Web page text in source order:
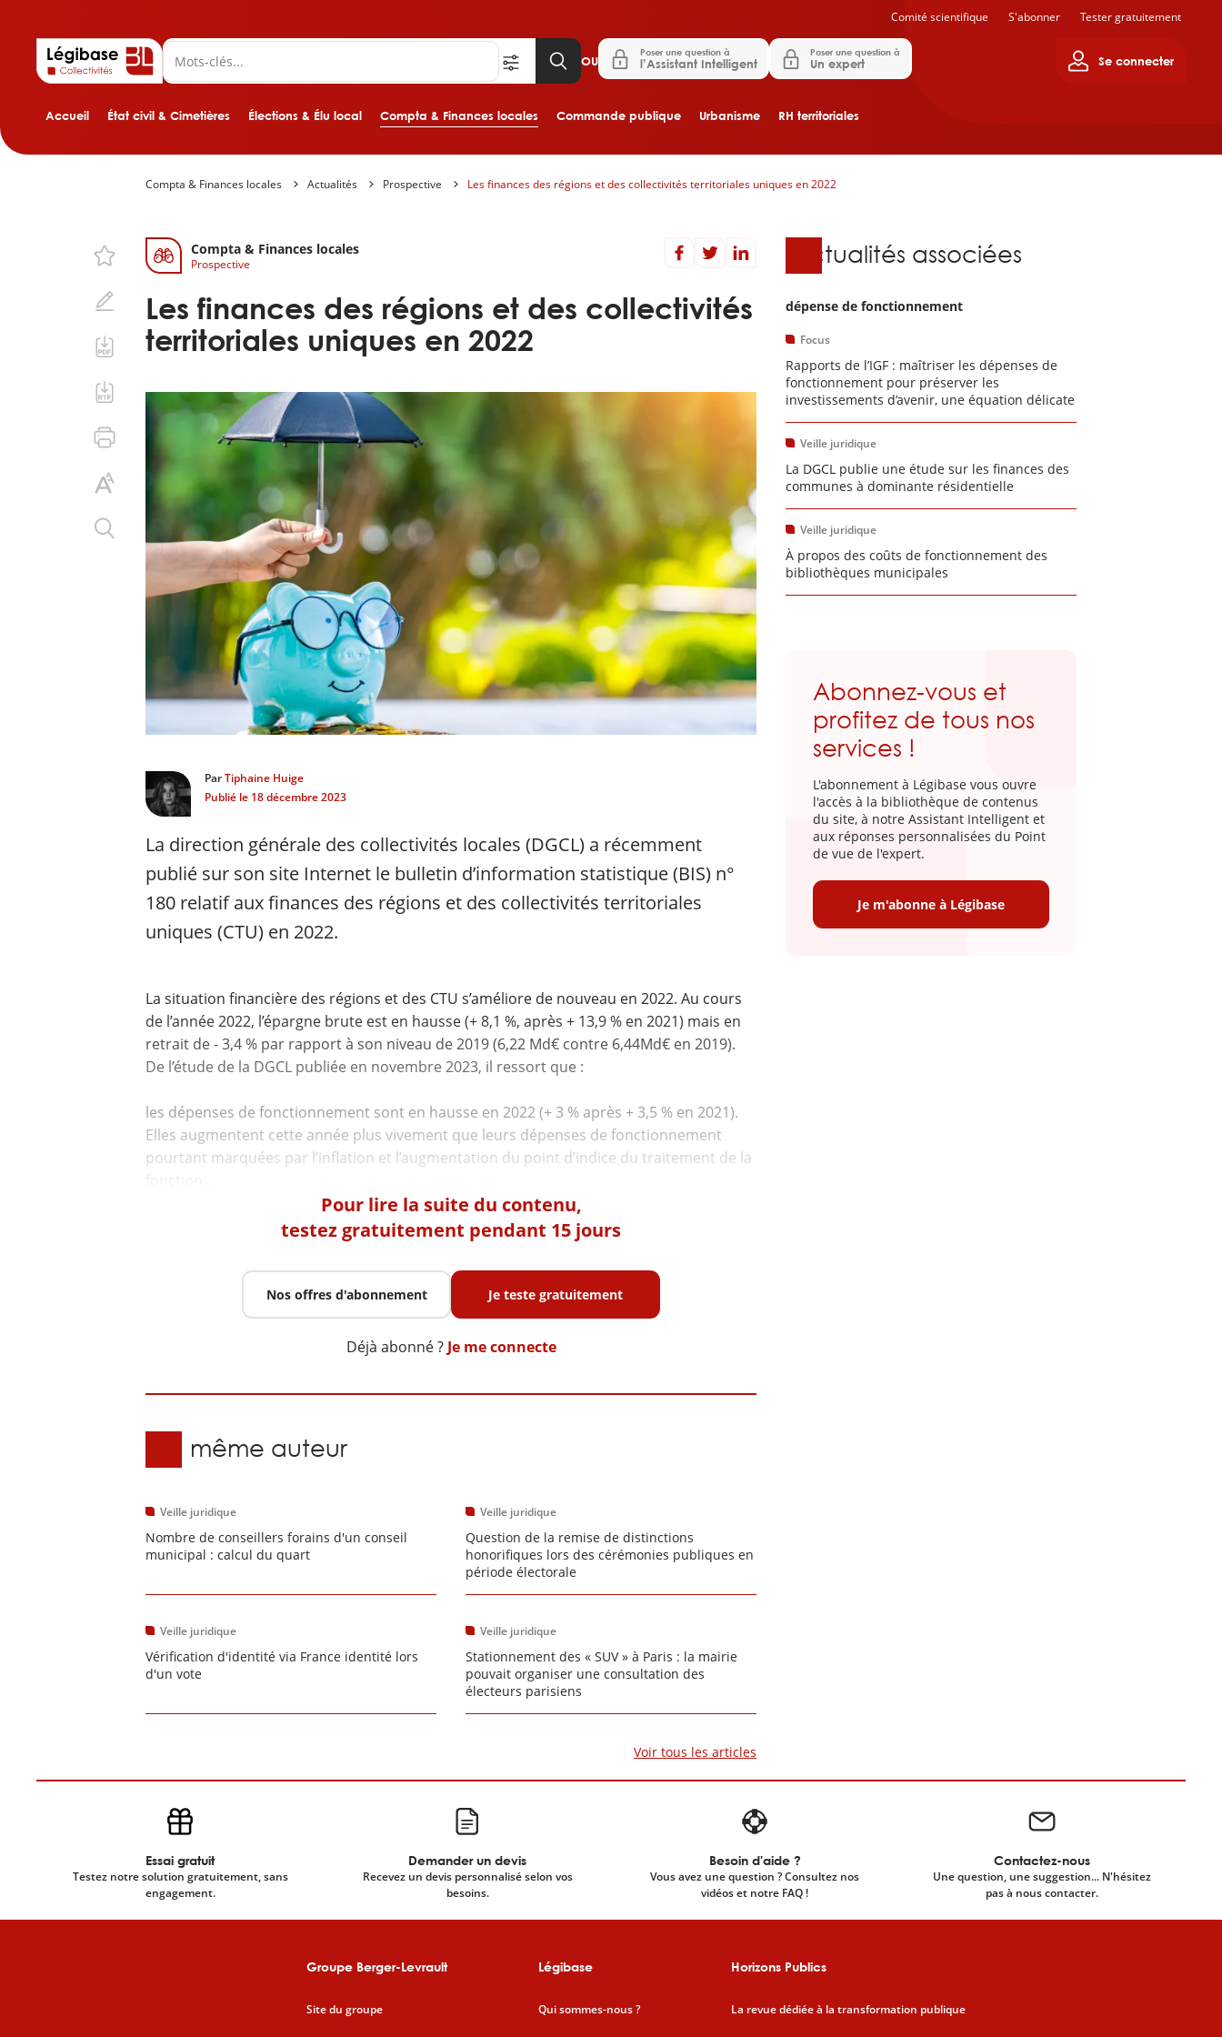
Aller au contenu principal
Accueil État civil & Cimetières Élections & Élu local Compta & Finances locales Commande publique Urbanisme RH territoriales
OU
Poser une question à
l’Assistant Intelligent
Poser une question à
Un expert Se connecter
Comité scientifique S'abonner Tester gratuitement
Compta & Finances locales Actualités Prospective Les finances des régions et des collectivités territoriales uniques en 2022
Compta & Finances locales
Prospective
Les finances des régions et des collectivités
territoriales uniques en 2022
ParTiphaine Huige
Publié le 18 décembre 2023
La direction générale des collectivités locales (DGCL) a récemment
publié sur son site Internet le bulletin d’information statistique (BIS) n°
180 relatif aux finances des régions et des collectivités territoriales
uniques (CTU) en 2022.
La situation financière des régions et des CTU s’améliore de nouveau en 2022. Au cours
de l’année 2022, l’épargne brute est en hausse (+ 8,1 %, après + 13,9 % en 2021) mais en
retrait de - 3,4 % par rapport à son niveau de 2019 (6,22 Md€ contre 6,44Md€ en 2019).
De l’étude de la DGCL publiée en novembre 2023, il ressort que :
les dépenses de fonctionnement sont en hausse en 2022 (+ 3 % après + 3,5 % en 2021).
Elles augmentent cette année plus vivement que leurs dépenses de fonctionnement
pourtant marquées par l’inflation et l’augmentation du point d’indice du traitement de la
Pour lire la suite du contenu,
testez gratuitement pendant 15 jours
Nos offres d'abonnement Je teste gratuitement
Déjà abonné ? Je me connecte
Du même auteur
Veille juridique
Nombre de conseillers forains d'un conseil
municipal : calcul du quart
Veille juridique
Question de la remise de distinctions
honorifiques lors des cérémonies publiques en
période électorale
Veille juridique
Vérification d'identité via France identité lors
d'un vote
Veille juridique
Stationnement des « SUV » à Paris : la mairie
pouvait organiser une consultation des
électeurs parisiens
Voir tous les articles
Actualités associées
dépense de fonctionnement
Focus
Rapports de l’IGF : maîtriser les dépenses de
fonctionnement pour préserver les
investissements d’avenir, une équation délicate
Veille juridique
La DGCL publie une étude sur les finances des
communes à dominante résidentielle
Veille juridique
À propos des coûts de fonctionnement des
bibliothèques municipales
Abonnez-vous et
profitez de tous nos
services !
L'abonnement à Légibase vous ouvre
l'accès à la bibliothèque de contenus
du site, à notre Assistant Intelligent et
aux réponses personnalisées du Point
de vue de l'expert.
Je m'abonne à Légibase
Essai gratuit
Testez notre solution gratuitement, sans
engagement.
Demander un devis
Recevez un devis personnalisé selon vos
besoins.
Besoin d'aide ?
Vous avez une question ? Consultez nos
vidéos et notre FAQ !
Contactez-nous
Une question, une suggestion... N'hésitez
pas à nous contacter.
Groupe Berger-Levrault
Site du groupe
Légibase
Qui sommes-nous ?
Horizons Publics
La revue dédiée à la transformation publique